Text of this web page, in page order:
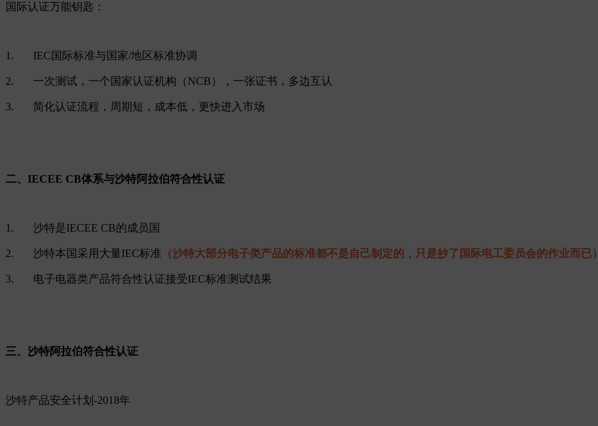
国际认证万能钥匙：
1. IEC国际标准与国家/地区标准协调
2. 一次测试，一个国家认证机构（NCB），一张证书，多边互认
3. 简化认证流程，周期短，成本低，更快进入市场
二、IECEE CB体系与沙特阿拉伯符合性认证
1. 沙特是IECEE CB的成员国
2. 沙特本国采用大量IEC标准 （沙特大部分电子类产品的标准都不是自己制定的，只是抄了国际电工委员会的作业而已）
3. 电子电器类产品符合性认证接受IEC标准测试结果
三、沙特阿拉伯符合性认证
沙特产品安全计划-2018年